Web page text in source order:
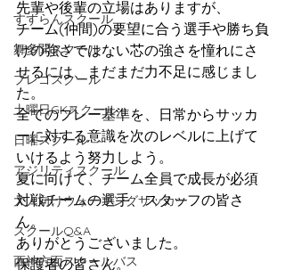
すずらんスクール
舞多聞スクール
プレゴスクール
土曜日GKスクール
日曜スクール
アジリティスクール
大人向けウォーキングサッカー
スクールQ&A
西神方面スクールバス
先輩や後輩の立場はありますが、
チーム(仲間)の要望に合う選手や勝ち負
けの強さではない芯の強さを憧れにさ
せるには、まだまだ力不足に感じまし
た。
全てのプレー基準を、日常からサッカ
ーに対する意識を次のレベルに上げて
いけるよう努力しよう。
夏に向けて、チーム全員で成長が必須
対戦チームの選手、スタッフの皆さ
ん。
ありがとうございました。
保護者の皆さん。